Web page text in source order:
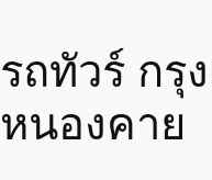
รถทัวร์ กรุ
หนองคาย